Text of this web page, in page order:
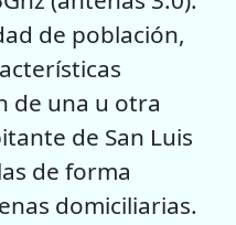
de población,
de una u otra
de San Luis
de forma
domiciliarias.